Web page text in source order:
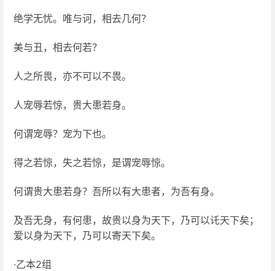
绝学无忧。唯与诃，相去几何？
美与丑，相去何若？
人之所畏，亦不可以不畏。
人宠辱若惊，贵大患若身。
何谓宠辱？宠为下也。
得之若惊，失之若惊，是谓宠辱惊。
何谓贵大患若身？吾所以有大患者，为吾有身。
及吾无身，有何患，故贵以身为天下，乃可以讬天下矣；
爱以身为天下，乃可以寄天下矣。
·乙本2组